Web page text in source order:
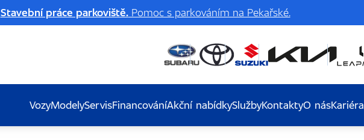
Stavební práce parkoviště.Pomoc s parkováním na Pekařské.
VozyModelyServisFinancováníAkční nabídkySlužbyKontaktyO násKariéra